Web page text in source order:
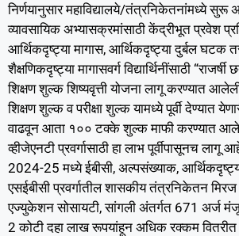
निर्णयानुसार महाविद्यालये/तंत्रनिकेतनांमध्ये
व्यावसायिक अभ्यासक्रमांसाठी केंद्रीभूत प्रवेश
आर्थिकदृष्ट्या मागास, आर्थिकदृष्ट्या दुर्बल घटक
शैक्षणिकदृष्ट्या मागासवर्ग विद्यार्थिनींसाठी
शिक्षण शुल्क शिष्यवृत्ती योजना लागू करण्यात
शिक्षण शुल्क व परीक्षा शुल्क यामध्ये पूर्वी देण्यात
वाढवून आता १०० टक्के शुल्क माफी करण्यात
व्हीजेएनटी प्रवर्गासाठी हा लाभ पूर्वीपासूनच
2024-25 मध्ये ईबीसी, अल्पसंख्याक,
एसईबीसी प्रवर्गातील शासकीय तंत्रनिकेतन
एज्युकेशन सोसायटी, सांगली अंतर्गत 671 अर्ज
2 कोटी दहा लाख रूपयांहून अधिक रक्कम